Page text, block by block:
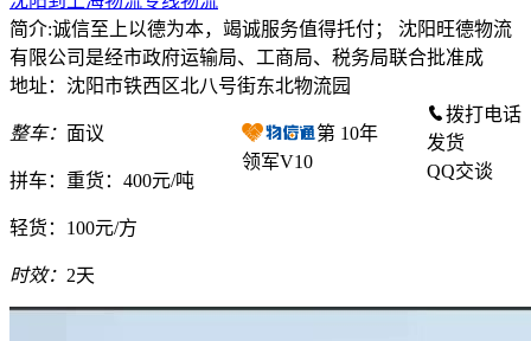
简介:诚信至上以德为本，竭诚服务值得托付； 沈阳旺德物流
有限公司是经市政府运输局、工商局、税务局联合批准成
地址：沈阳市铁西区北八号街东北物流园
整车： 面议
拼车： 重货：400元/吨
轻货： 100元/方
时效： 2天
第 10年
领军V10
拨打电话
发货
QQ交谈